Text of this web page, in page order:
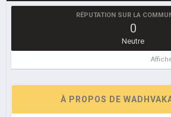
RÉPUTATION SUR LA
0
Neutre
À PROPOS DE